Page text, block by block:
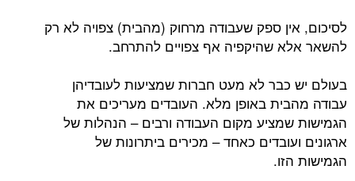
לסיכום, אין ספק שעבודה מרחוק (מהבית) צפויה לא רק
להשאר אלא שהיקפיה אף צפויים להתרחב.
בעולם יש כבר לא מעט חברות שמציעות לעובדיהן
עבודה מהבית באופן מלא. העובדים מעריכים את
הגמישות שמציע מקום העבודה ורבים – הנהלות של
ארגונים ועובדים כאחד – מכירים ביתרונות של
הגמישות הזו.